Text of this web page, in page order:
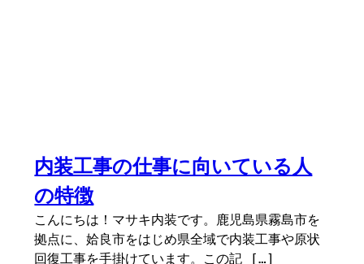
内装工事の仕事に向いている人
の特徴
こんにちは！マサキ内装です。鹿児島県霧島市を
拠点に、姶良市をはじめ県全域で内装工事や原状
回復工事を手掛けています。この記 […]